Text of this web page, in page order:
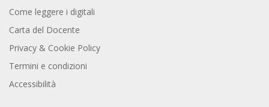
Come leggere i digitali
Carta del Docente
Privacy & Cookie Policy
Termini e condizioni
Accessibilità